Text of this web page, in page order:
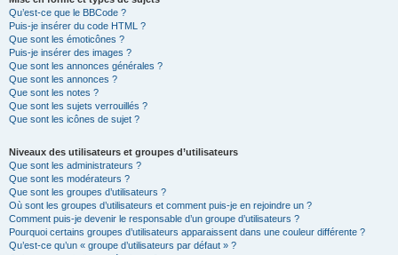
Qu’est-ce que le BBCode ?
Puis-je insérer du code HTML ?
Que sont les émoticônes ?
Puis-je insérer des images ?
Que sont les annonces générales ?
Que sont les annonces ?
Que sont les notes ?
Que sont les sujets verrouillés ?
Que sont les icônes de sujet ?
Niveaux des utilisateurs et groupes d’utilisateurs
Que sont les administrateurs ?
Que sont les modérateurs ?
Que sont les groupes d’utilisateurs ?
Où sont les groupes d’utilisateurs et comment puis-je en rejoindre un ?
Comment puis-je devenir le responsable d’un groupe d’utilisateurs ?
Pourquoi certains groupes d’utilisateurs apparaissent dans une couleur différente ?
Qu’est-ce qu’un « groupe d’utilisateurs par défaut » ?